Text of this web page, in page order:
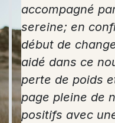
accompagné
sereine; en
début de
aidé dans ce
perte de poids
page pleine de
positifs avec